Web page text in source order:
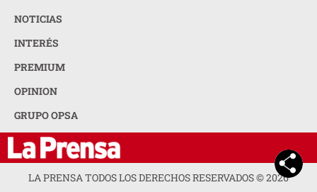
NOTICIAS
INTERÉS
PREMIUM
OPINION
GRUPO OPSA
LA PRENSA TODOS LOS DERECHOS RESERVADOS ©2026